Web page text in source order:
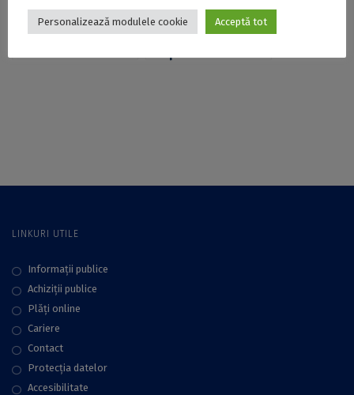
Prezentarea
Workshop de scriere
LINKURI UTILE
Informații publice
Achiziții publice
Plăţi online
Cariere
Contact
Protecţia datelor
Accesibilitate
Personalizează modulele cookie Acceptă tot